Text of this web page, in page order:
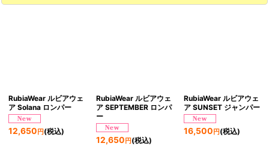
RubiaWear ルビアウェ
ア Solana ロンパー
12,650 円 (税込)
RubiaWear ルビアウェ
ア SEPTEMBER ロンパ
ー
12,650 円(税込)
RubiaWear ルビアウェ
ア SUNSET ジャンパー
16,500 円(税込)